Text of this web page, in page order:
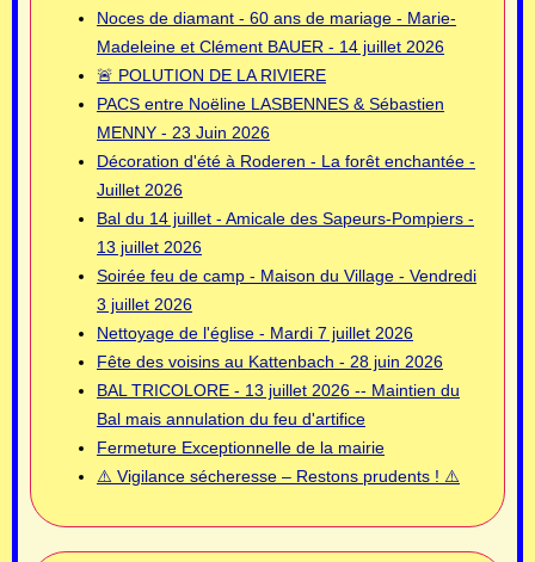
Noces de diamant - 60 ans de mariage - Marie-
Madeleine et Clément BAUER - 14 juillet 2026
🚨 POLUTION DE LA RIVIERE
PACS entre Noëline LASBENNES & Sébastien
MENNY - 23 Juin 2026
Décoration d'été à Roderen - La forêt enchantée -
Juillet 2026
Bal du 14 juillet - Amicale des Sapeurs-Pompiers -
13 juillet 2026
Soirée feu de camp - Maison du Village - Vendredi
3 juillet 2026
Nettoyage de l'église - Mardi 7 juillet 2026
Fête des voisins au Kattenbach - 28 juin 2026
BAL TRICOLORE - 13 juillet 2026 -- Maintien du
Bal mais annulation du feu d'artifice
Fermeture Exceptionnelle de la mairie
⚠️ Vigilance sécheresse – Restons prudents ! ⚠️